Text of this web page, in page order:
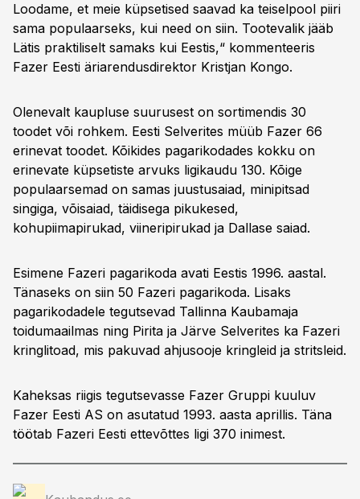
Loodame, et meie küpsetised saavad ka teiselpool piiri
sama populaarseks, kui need on siin. Tootevalik jääb
Lätis praktiliselt samaks kui Eestis,“ kommenteeris
Fazer Eesti äriarendusdirektor Kristjan Kongo.
Olenevalt kaupluse suurusest on sortimendis 30
toodet või rohkem. Eesti Selverites müüb Fazer 66
erinevat toodet. Kõikides pagarikodades kokku on
erinevate küpsetiste arvuks ligikaudu 130. Kõige
populaarsemad on samas juustusaiad, minipitsad
singiga, võisaiad, täidisega pikukesed,
kohupiimapirukad, viineripirukad ja Dallase saiad.
Esimene Fazeri pagarikoda avati Eestis 1996. aastal.
Tänaseks on siin 50 Fazeri pagarikoda. Lisaks
pagarikodadele tegutsevad Tallinna Kaubamaja
toidumaailmas ning Pirita ja Järve Selverites ka Fazeri
kringlitoad, mis pakuvad ahjusooje kringleid ja stritsleid.
Kaheksas riigis tegutsevasse Fazer Gruppi kuuluv
Fazer Eesti AS on asutatud 1993. aasta aprillis. Täna
töötab Fazeri Eesti ettevõttes ligi 370 inimest.